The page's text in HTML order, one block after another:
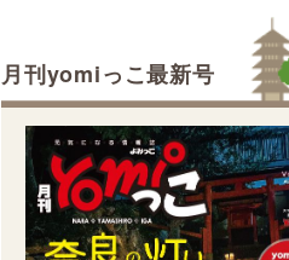
月刊yomiっこ最新号